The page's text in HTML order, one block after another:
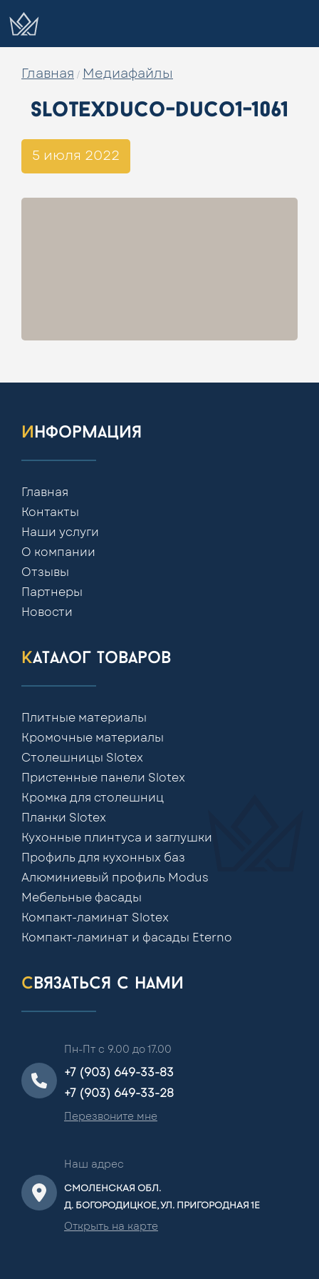
Главная / Медиафайлы
slotexduco-duco1-1061
5 июля 2022
информация
Главная
Контакты
Наши услуги
О компании
Отзывы
Партнеры
Новости
каталог товаров
Плитные материалы
Кромочные материалы
Столешницы Slotex
Пристенные панели Slotex
Кромка для столешниц
Планки Slotex
Кухонные плинтуса и заглушки
Профиль для кухонных баз
Алюминиевый профиль Modus
Мебельные фасады
Компакт-ламинат Slotex
Компакт-ламинат и фасады Eterno
связаться с нами
Пн-Пт с 9.00 до 17.00
+7 (903) 649-33-83
+7 (903) 649-33-28
Перезвоните мне
Наш адрес
СМОЛЕНСКАЯ ОБЛ.
Д. БОГОРОДИЦКОЕ, УЛ. ПРИГОРОДНАЯ 1Е
Открыть на карте